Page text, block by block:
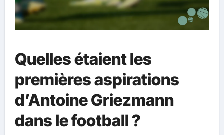
Quelles étaient les
premières aspirations
d’Antoine Griezmann
dans le football ?